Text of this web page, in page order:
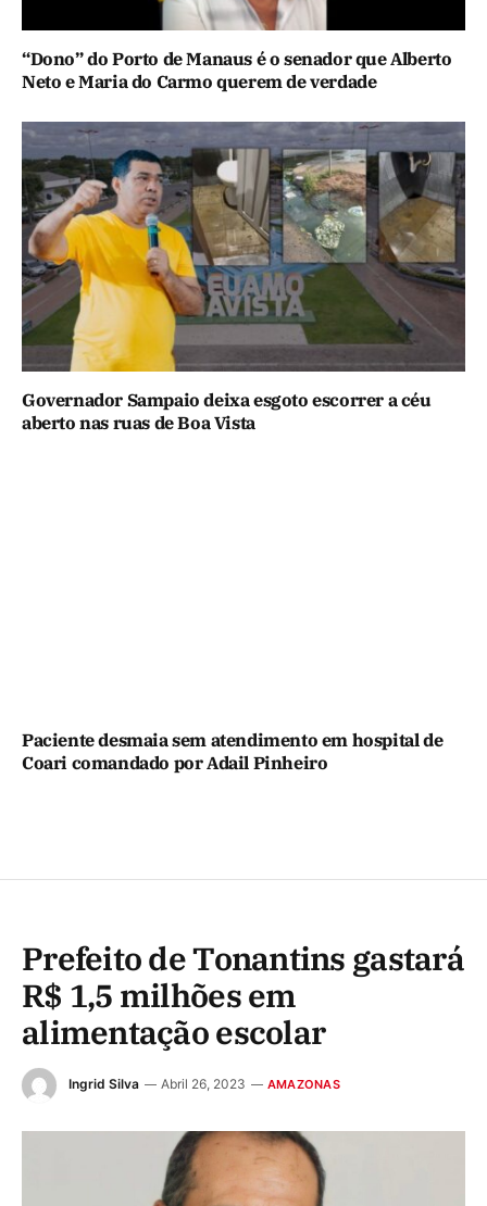
“Dono” do Porto de Manaus é o senador que Alberto
Neto e Maria do Carmo querem de verdade
Governador Sampaio deixa esgoto escorrer a céu
aberto nas ruas de Boa Vista
Paciente desmaia sem atendimento em hospital de
Coari comandado por Adail Pinheiro
Prefeito de Tonantins gastará
R$ 1,5 milhões em
alimentação escolar
Ingrid Silva Abril 26, 2023 AMAZONAS